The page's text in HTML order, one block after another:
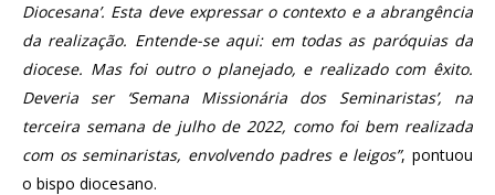
Diocesana’. Esta deve expressar o contexto e a abrangência
da realização. Entende-se aqui: em todas as paróquias da
diocese. Mas foi outro o planejado, e realizado com êxito.
Deveria ser ‘Semana Missionária dos Seminaristas’, na
terceira semana de julho de 2022, como foi bem realizada
com os seminaristas, envolvendo padres e leigos”, pontuou
o bispo diocesano.